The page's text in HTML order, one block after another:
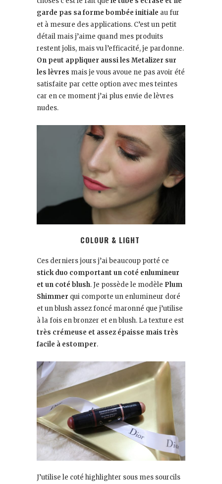
garde pas sa forme bombée initiale au fur
et à mesure des applications. C’est un petit
détail mais j’aime quand mes produits
restent jolis, mais vu l’efficacité, je pardonne.
On peut appliquer aussi les Metalizer sur
les lèvres mais je vous avoue ne pas avoir été
satisfaite par cette option avec mes teintes
car en ce moment j’ai plus envie de lèvres
nudes.
COLOUR & LIGHT
Ces derniers jours j’ai beaucoup porté ce
stick duo comportant un coté enlumineur
et un coté blush. Je possède le modèle Plum
Shimmer qui comporte un enlumineur doré
et un blush assez foncé maronné que j’utilise
à la fois en bronzer et en blush. La texture est
très crémeuse et assez épaisse mais très
facile à estomper.
J’utilise le coté highlighter sous mes sourcils